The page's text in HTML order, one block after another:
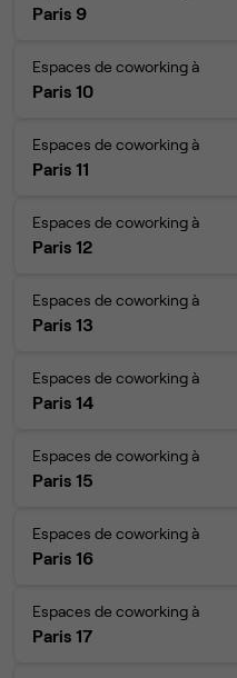
Paris 9
Espaces de coworking à
Paris 10
Espaces de coworking à
Paris 11
Espaces de coworking à
Paris 12
Espaces de coworking à
Paris 13
Espaces de coworking à
Paris 14
Espaces de coworking à
Paris 15
Espaces de coworking à
Paris 16
Espaces de coworking à
Paris 17